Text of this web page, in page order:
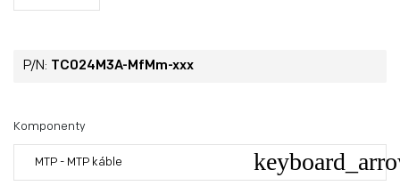
P/N: TC024M3A-MfMm-xxx
Komponenty
MTP - MTP káble